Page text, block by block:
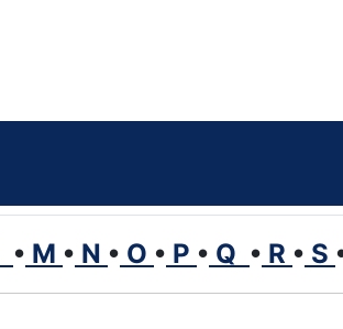
• M • N • O • P • Q • R • S